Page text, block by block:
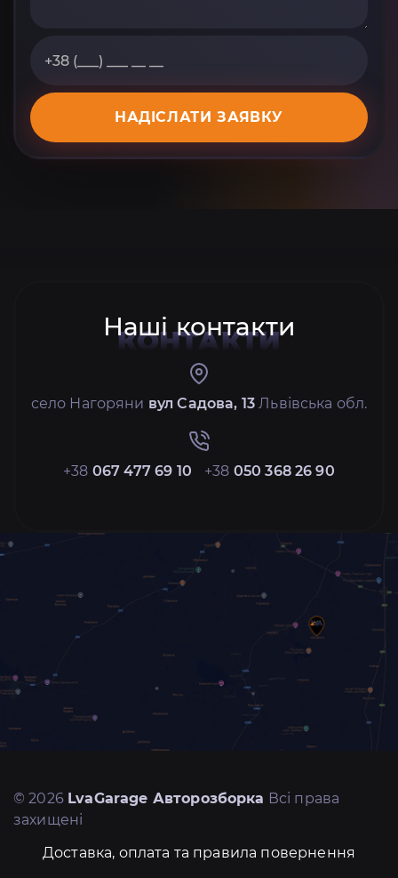
НАДІСЛАТИ ЗАЯВКУ
Наші контакти
КОНТАКТИ
село Нагоряни вул Садова, 13 Львівська обл.
+38 067 477 69 10 +38 050 368 26 90
© 2026 LvaGarage Авторозборка Всі права
захищені
Доставка, оплата та правила повернення